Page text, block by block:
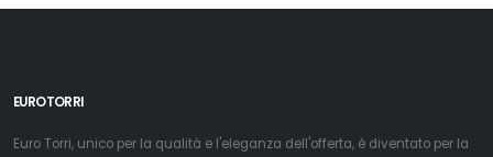
EUROTORRI
Euro Torri, unico per la qualità e l'eleganza dell'offerta, è diventato per la